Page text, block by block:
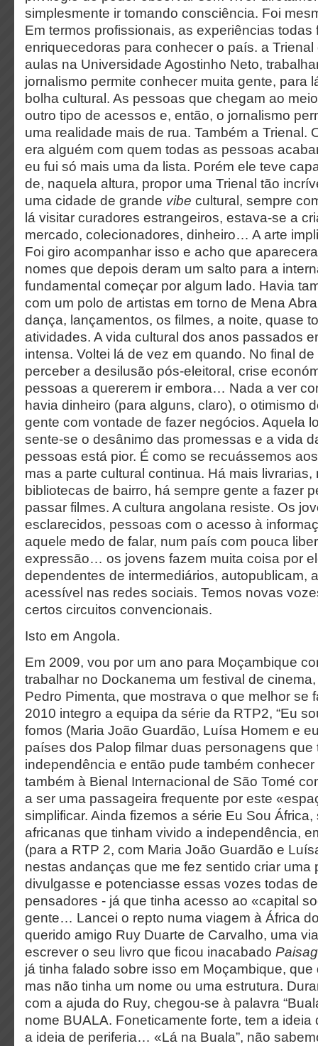
simplesmente ir tomando consciência. Foi
Em termos profissionais, as experiências todas
enriquecedoras para conhecer o país. a
aulas na Universidade Agostinho Neto,
jornalismo permite conhecer muita gente, para
bolha cultural. As pessoas que chegam ao
outro tipo de acessos e, então, o jornalismo
uma realidade mais de rua. Também a Trienal.
era alguém com quem todas as pessoas
eu fui só mais uma da lista. Porém ele teve
de, naquela altura, propor uma Trienal tão
uma cidade de grande vibe cultural, sempre
lá visitar curadores estrangeiros, estava-se a
mercado, colecionadores, dinheiro… A arte
Foi giro acompanhar isso e acho que
nomes que depois deram um salto para a
fundamental começar por algum lado. Havia
com um polo de artistas em torno de Mena
dança, lançamentos, os filmes, a noite, quase
atividades. A vida cultural dos anos passados
intensa. Voltei lá de vez em quando. No final
perceber a desilusão pós-eleitoral, crise
pessoas a quererem ir embora… Nada a ver
havia dinheiro (para alguns, claro), o otimismo
gente com vontade de fazer negócios. Aquela
sente-se o desânimo das promessas e a vida
pessoas está pior. É como se recuássemos
mas a parte cultural continua. Há mais livrarias,
bibliotecas de bairro, há sempre gente a fazer
passar filmes. A cultura angolana resiste. Os
esclarecidos, pessoas com o acesso à
aquele medo de falar, num país com pouca
expressão… os jovens fazem muita coisa por
dependentes de intermediários, autopublicam,
acessível nas redes sociais. Temos novas
certos circuitos convencionais.
Isto em Angola.
Em 2009, vou por um ano para Moçambique
trabalhar no Dockanema um festival de
Pedro Pimenta, que mostrava o que melhor se
2010 integro a equipa da série da RTP2, “Eu
fomos (Maria João Guardão, Luísa Homem e
países dos Palop filmar duas personagens que
independência e então pude também
também à Bienal Internacional de São Tomé
a ser uma passageira frequente por este
simplificar. Ainda fizemos a série Eu Sou
africanas que tinham vivido a independência,
(para a RTP 2, com Maria João Guardão e
nestas andanças que me fez sentido criar uma
divulgasse e potenciasse essas vozes todas
pensadores - já que tinha acesso ao «capital
gente… Lancei o repto numa viagem à África
querido amigo Ruy Duarte de Carvalho, uma
escrever o seu livro que ficou inacabado
já tinha falado sobre isso em Moçambique, que
mas não tinha um nome ou uma estrutura.
com a ajuda do Ruy, chegou-se à palavra
nome BUALA. Foneticamente forte, tem a ideia
a ideia de periferia… «Lá na Buala”, não